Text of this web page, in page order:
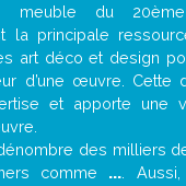
meuble du
la principale
art déco et design
d’une œuvre. Cette
et apporte une
des milliers
comme ... .